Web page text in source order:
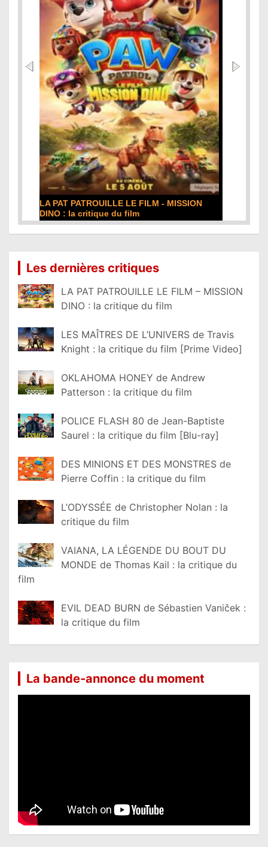
DE LA COMÉDIE-FRANÇAISE : la critique du
film
Les dernières critiques
LA PAT PATROUILLE LE FILM – MISSION
DINO : la critique du film
LES MAÎTRES DE L’UNIVERS de Travis
Knight : la critique du film [Prime Video]
OKLAHOMA HONEY de Andrew
Patterson : la critique du film
POLICE FLASH 80 de Jean-Baptiste
Saurel : la critique du film [Blu-ray]
DES MINIONS ET DES MONSTRES de
Pierre Coffin : la critique du film
L’ODYSSÉE de Christopher Nolan : la
critique du film
VAIANA, LA LÉGENDE DU BOUT DU
MONDE de Thomas Kail : la critique du
film
EVIL DEAD BURN de Sébastien Vaniček :
la critique du film
La bande-annonce du moment